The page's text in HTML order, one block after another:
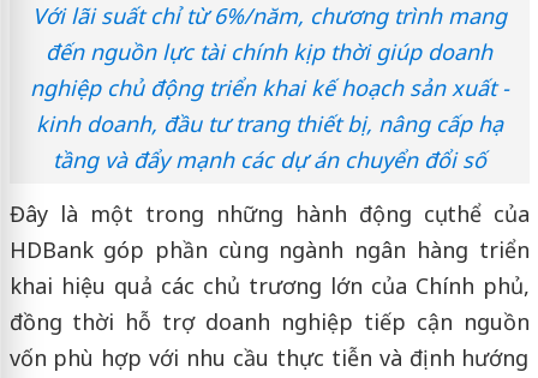
Với lãi suất chỉ từ 6%/năm, chương trình mang
đến nguồn lực tài chính kịp thời giúp doanh
nghiệp chủ động triển khai kế hoạch sản xuất -
kinh doanh, đầu tư trang thiết bị, nâng cấp hạ
tầng và đẩy mạnh các dự án chuyển đổi số
Đây là một trong những hành động cụ thể của
HDBank góp phần cùng ngành ngân hàng triển
khai hiệu quả các chủ trương lớn của Chính phủ,
đồng thời hỗ trợ doanh nghiệp tiếp cận nguồn
vốn phù hợp với nhu cầu thực tiễn và định hướng